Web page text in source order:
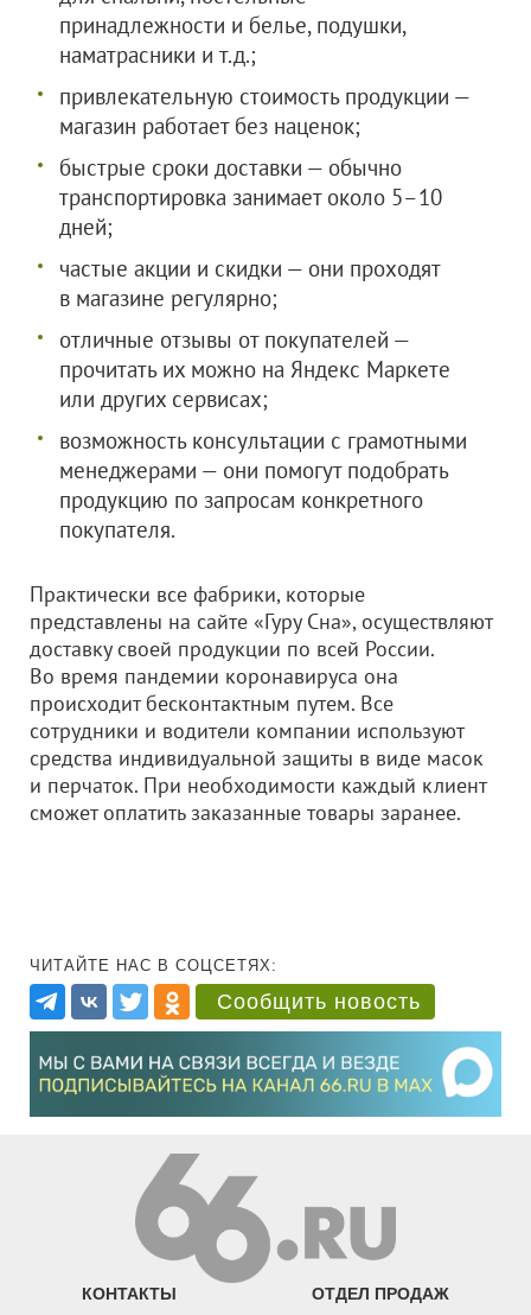
принадлежности и белье, подушки,
наматрасники и т.д.;
привлекательную стоимость продукции —
магазин работает без наценок;
быстрые сроки доставки — обычно
транспортировка занимает около 5–10
дней;
частые акции и скидки — они проходят
в магазине регулярно;
отличные отзывы от покупателей —
прочитать их можно на Яндекс Маркете
или других сервисах;
возможность консультации с грамотными
менеджерами — они помогут подобрать
продукцию по запросам конкретного
покупателя.
Практически все фабрики, которые
представлены на сайте «Гуру Сна», осуществляют
доставку своей продукции по всей России.
Во время пандемии коронавируса она
происходит бесконтактным путем. Все
сотрудники и водители компании используют
средства индивидуальной защиты в виде масок
и перчаток. При необходимости каждый клиент
сможет оплатить заказанные товары заранее.
ЧИТАЙТЕ НАС В СОЦСЕТЯХ:
Сообщить новость
КОНТАКТЫ ОТДЕЛ ПРОДАЖ